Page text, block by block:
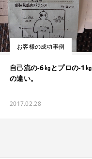
お客様の成功事例
自己流の-6㎏とプロの-1㎏
の違い。
2017.02.28